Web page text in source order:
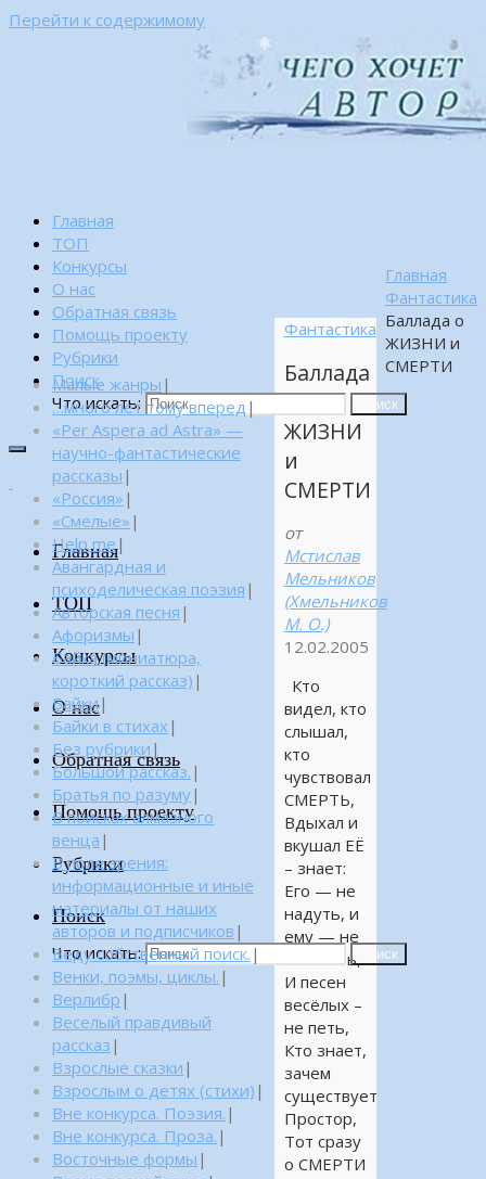
Перейти к содержимому
Главная
ТОП
Конкурсы
О нас
Обратная связь
Помощь проекту
Рубрики
Поиск
Что искать:
Поиск
Главная
ТОП
Конкурсы
О нас
Обратная связь
Помощь проекту
Рубрики
Поиск
Что искать: Поиск
Главная
Фантастика
Баллада о
ЖИЗНИ и
СМЕРТИ
Фантастика
Баллада
о
ЖИЗНИ
и
СМЕРТИ
от
Мстислав
Мельников
(Хмельников
М. О.)
12.02.2005
Кто
видел, кто
слышал,
кто
чувствовал
СМЕРТЬ,
Вдыхал и
вкушал ЕЁ
– знает:
Его — не
надуть, и
ему — не
взлететь,
И песен
весёлых –
не петь,
Кто знает,
зачем
существует
Простор,
Тот сразу
о СМЕРТИ
Малые жанры |
…много лет тому вперед |
«Per Aspera ad Astra» —
научно-фантастические
рассказы |
«Россия» |
«Смелые» |
Help me|
Авангардная и
психоделическая поэзия |
Авторская песня |
Афоризмы |
Байка (миниатюра,
короткий рассказ) |
Байки|
Байки в стихах |
Без рубрики |
Большой рассказ. |
Братья по разуму|
В поисках алмазного
венца |
В поле зрения:
информационные и иные
материалы от наших
авторов и подписчиков |
Веду собственный поиск. |
Венки, поэмы, циклы. |
Верлибр |
Веселый правдивый
рассказ |
Взрослые сказки |
Взрослым о детях (стихи) |
Вне конкурса. Поэзия. |
Вне конкурса. Проза. |
Восточные формы |